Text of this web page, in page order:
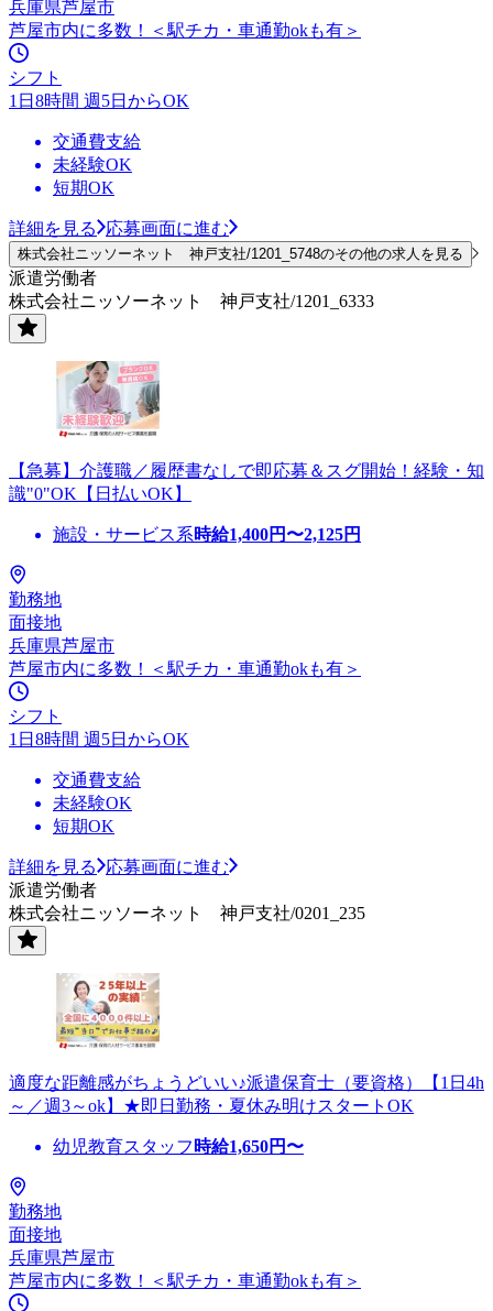
兵庫県芦屋市
芦屋市内に多数！＜駅チカ・車通勤okも有＞
シフト
1日8時間 週5日からOK
交通費支給
未経験OK
短期OK
詳細を見る 応募画面に進む
株式会社ニッソーネット 神戸支社/1201_5748のその他の求人を見る
派遣労働者
株式会社ニッソーネット 神戸支社/1201_6333
【急募】介護職／履歴書なしで即応募＆スグ開始！経験・知
識"0"OK【日払いOK】
施設・サービス系時給1,400円〜2,125円
勤務地
面接地
兵庫県芦屋市
芦屋市内に多数！＜駅チカ・車通勤okも有＞
シフト
1日8時間 週5日からOK
交通費支給
未経験OK
短期OK
詳細を見る
応募画面に進む
派遣労働者
株式会社ニッソーネット 神戸支社/0201_235
適度な距離感がちょうどいい♪派遣保育士（要資格）【1日4h
～／週3～ok】★即日勤務・夏休み明けスタートOK
幼児教育スタッフ 時給1,650円〜
勤務地
面接地
兵庫県芦屋市
芦屋市内に多数！＜駅チカ・車通勤okも有＞